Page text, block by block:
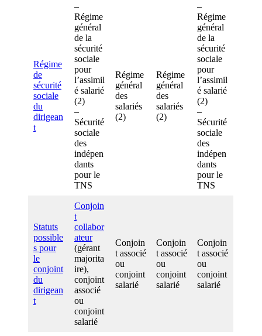
Régime
de
sécurité
sociale
du
dirigean
t
–
Régime
général
de la
sécurité
sociale
pour
l’assimil
é salarié
(2)
–
Sécurité
sociale
des
indépen
dants
pour le
TNS
Régime
général
des
salariés
(2)
Régime
général
des
salariés
(2)
–
Régime
général
de la
sécurité
sociale
pour
l’assimil
é salarié
(2)
–
Sécurité
sociale
des
indépen
dants
pour le
TNS
Statuts
possible
s pour
le
conjoint
du
dirigean
t
Conjoin
t
collabor
ateur
(gérant
majorita
ire),
conjoint
associé
ou
conjoint
salarié
Conjoin
t associé
ou
conjoint
salarié
Conjoin
t associé
ou
conjoint
salarié
Conjoin
t associé
ou
conjoint
salarié